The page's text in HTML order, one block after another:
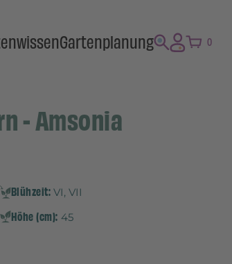
Gartenplanung 0
- Amsonia
Blühzeit: VI, VII
Höhe (cm): 45